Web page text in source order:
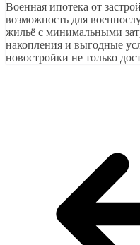
Военная ипотека от
возможность для
жильё с минимальными
накопления и выгодные
новостройки не только